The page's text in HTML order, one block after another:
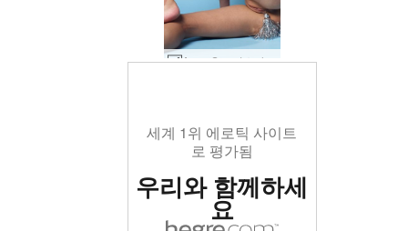
Anna S 크리스마스 반짝이 #58
세계 1위 에로틱 사이트
로 평가됨
우리와 함께하세
요